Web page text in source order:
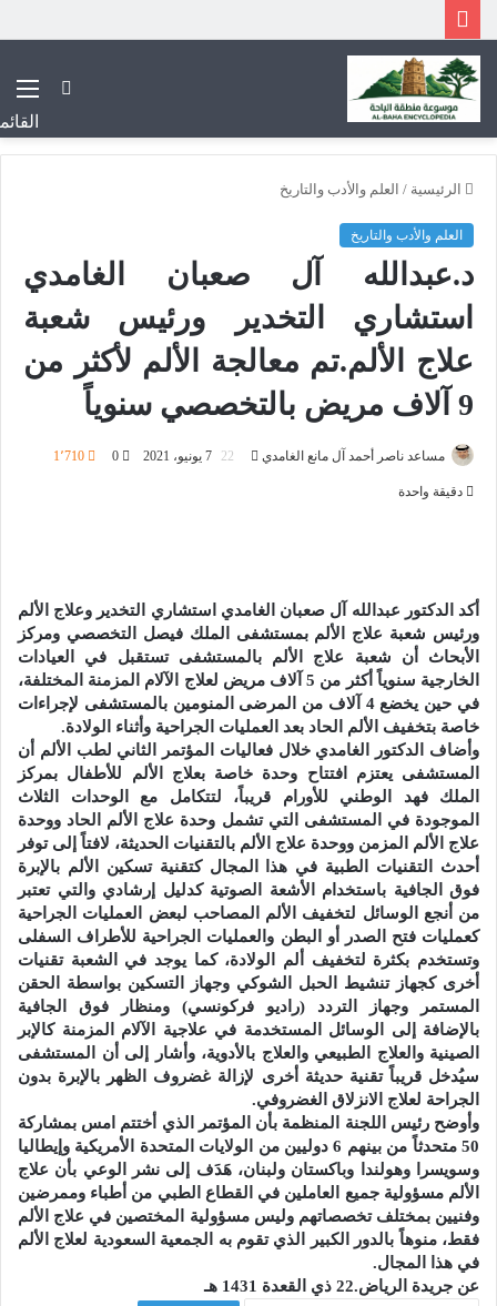
بحث
الرئيسية / العلم والأدب والتاريخ
العلم والأدب والتاريخ
د.عبدالله آل صعبان الغامدي
استشاري التخدير ورئيس شعبة
علاج الألم.تم معالجة الألم لأكثر من
9 آلاف مريض بالتخصصي سنوياً
مساعد ناصر أحمد آل مانع الغامدي
أرسل
7 يونيو، 2021 0 1٬710
دقيقة واحدة
أكد الدكتور عبدالله آل صعبان الغامدي استشاري التخدير وعلاج الألم
ورئيس شعبة علاج الألم بمستشفى الملك فيصل التخصصي ومركز
الأبحاث أن شعبة علاج الألم بالمستشفى تستقبل في العيادات
الخارجية سنوياً أكثر من 5 آلاف مريض لعلاج الآلام المزمنة المختلفة،
في حين يخضع 4 آلاف من المرضى المنومين بالمستشفى لإجراءات
خاصة بتخفيف الألم الحاد بعد العمليات الجراحية وأثناء الولادة.
وأضاف الدكتور الغامدي خلال فعاليات المؤتمر الثاني لطب الألم أن
المستشفى يعتزم افتتاح وحدة خاصة بعلاج الألم للأطفال بمركز
الملك فهد الوطني للأورام قريباً، لتتكامل مع الوحدات الثلاث
الموجودة في المستشفى التي تشمل وحدة علاج الألم الحاد ووحدة
علاج الألم المزمن ووحدة علاج الألم بالتقنيات الحديثة، لافتاً إلى توفر
أحدث التقنيات الطبية في هذا المجال كتقنية تسكين الألم بالإبرة
فوق الجافية باستخدام الأشعة الصوتية كدليل إرشادي والتي تعتبر
من أنجع الوسائل لتخفيف الألم المصاحب لبعض العمليات الجراحية
كعمليات فتح الصدر أو البطن والعمليات الجراحية للأطراف السفلى
وتستخدم بكثرة لتخفيف ألم الولادة، كما يوجد في الشعبة تقنيات
أخرى كجهاز تنشيط الحبل الشوكي وجهاز التسكين بواسطة الحقن
المستمر وجهاز التردد (راديو فركونسي) ومنظار فوق الجافية
بالإضافة إلى الوسائل المستخدمة في علاجية الآلام المزمنة كالإبر
الصينية والعلاج الطبيعي والعلاج بالأدوية، وأشار إلى أن المستشفى
سيُدخل قريباً تقنية حديثة أخرى لإزالة غضروف الظهر بالإبرة بدون
الجراحة لعلاج الانزلاق الغضروفي.
وأوضح رئيس اللجنة المنظمة بأن المؤتمر الذي أختتم امس بمشاركة
50 متحدثاً من بينهم 6 دوليين من الولايات المتحدة الأمريكية وإيطاليا
وسويسرا وهولندا وباكستان ولبنان، هَدَف إلى نشر الوعي بأن علاج
الألم مسؤولية جميع العاملين في القطاع الطبي من أطباء وممرضين
وفنيين بمختلف تخصصاتهم وليس مسؤولية المختصين في علاج الألم
فقط، منوهاً بالدور الكبير الذي تقوم به الجمعية السعودية لعلاج الألم
في هذا المجال.
عن جريدة الرياض.22 ذي القعدة 1431 هـ